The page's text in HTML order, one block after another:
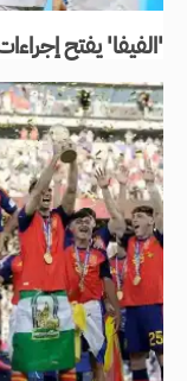
'الفيفا' يفتح